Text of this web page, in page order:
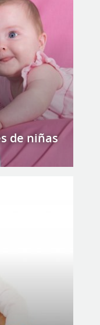
de niñas